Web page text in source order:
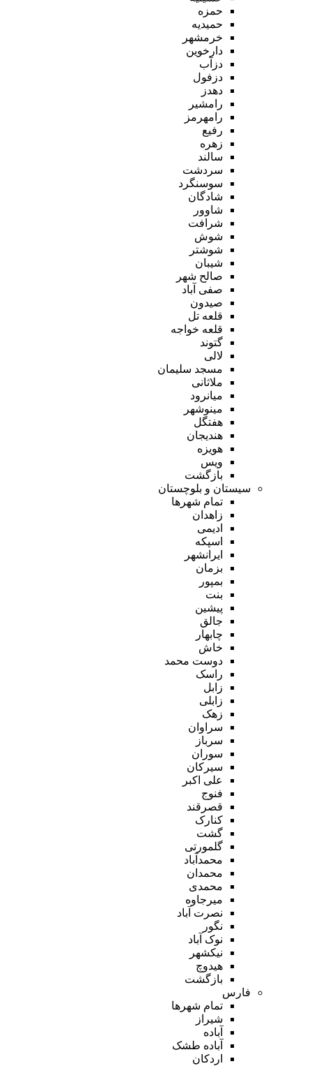
حمزه
حمیدیه
خرمشهر
دارخوین
دزآب
دزفول
دهدز
رامشیر
رامهرمز
رفیع
زهره
سالند
سردشت
سوسنگرد
شادگان
شاوور
شرافت
شوش
شوشتر
شیبان
صالح شهر
صفی آباد
صیدون
قلعه تل
قلعه خواجه
گتوند
لالی
مسجد سلیمان
ملاثانی
میانرود
مینوشهر
هفتگل
هندیجان
هویزه
ویس
بازگشت
سیستان و بلوچستان
تمام شهر‌ها
زاهدان
ادیمی
اسپکه
ایرانشهر
بزمان
بمپور
بنت
پیشین
جالق
چابهار
خاش
دوست محمد
راسک
زابل
زابلی
زهک
سراوان
سرباز
سوران
سیرکان
علی اکبر
فنوج
قصرقند
کنارک
گشت
گلمورتی
محمدآباد
محمدان
محمدی
میرجاوه
نصرت آباد
نگور
نوک آباد
نیکشهر
هیدوچ
بازگشت
فارس
تمام شهر‌ها
شیراز
آباده
آباده طشک
اردکان